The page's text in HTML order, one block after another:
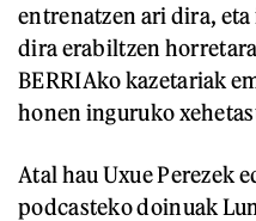
entrenatzen ari dira, eta
dira erabiltzen
BERRIAko kazetariak
honen inguruko
Atal hau Uxue Perezek
podcasteko doinuak